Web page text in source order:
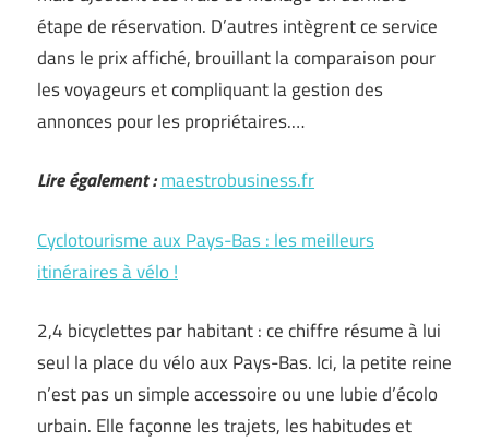
étape de réservation. D’autres intègrent ce service
dans le prix affiché, brouillant la comparaison pour
les voyageurs et compliquant la gestion des
annonces pour les propriétaires.…
Lire également :maestrobusiness.fr
Cyclotourisme aux Pays-Bas : les meilleurs
itinéraires à vélo !
2,4 bicyclettes par habitant : ce chiffre résume à lui
seul la place du vélo aux Pays-Bas. Ici, la petite reine
n’est pas un simple accessoire ou une lubie d’écolo
urbain. Elle façonne les trajets, les habitudes et